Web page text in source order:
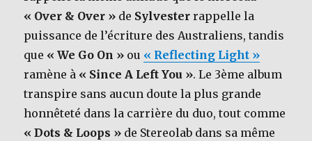
« Over & Over » de Sylvester rappelle la
puissance de l’écriture des Australiens, tandis
que « We Go On » ou « Reflecting Light »
ramène à « Since A Left You ». Le 3ème album
transpire sans aucun doute la plus grande
honnêteté dans la carrière du duo, tout comme
« Dots & Loops » de Stereolab dans sa même